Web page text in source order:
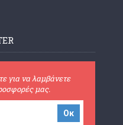
για να λαμβάνετε
μας.
Οκ